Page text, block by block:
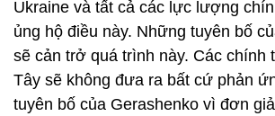
Ukraine và tất cả các lực lượng
ủng hộ điều này. Những tuyên bố
sẽ cản trở quá trình này. Các chính
Tây sẽ không đưa ra bất cứ phản
tuyên bố của Gerashenko vì đơn